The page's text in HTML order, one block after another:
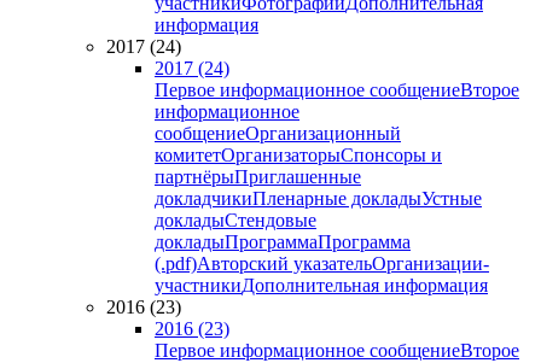
информация
2017 (24)
2017 (24)
Первое информационное сообщениеВторое
информационное
сообщениеОрганизационный
комитетОрганизаторыСпонсоры и
партнёрыПриглашенные
докладчикиПленарные докладыУстные
докладыСтендовые
докладыПрограммаПрограмма
(.pdf)Авторский указательОрганизации-
участникиДополнительная информация
2016 (23)
2016 (23)
Первое информационное сообщениеВторое